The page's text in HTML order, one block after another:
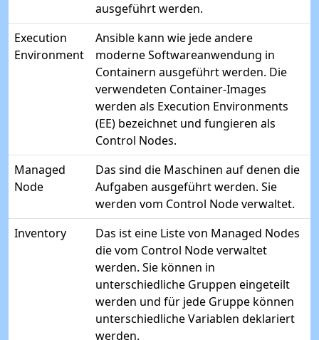
ausgeführt werden.
Execution
Environment
Ansible kann wie jede andere
moderne Softwareanwendung in
Containern ausgeführt werden. Die
verwendeten Container-Images
werden als Execution Environments
(EE) bezeichnet und fungieren als
Control Nodes.
Managed
Node
Das sind die Maschinen auf denen die
Aufgaben ausgeführt werden. Sie
werden vom Control Node verwaltet.
Inventory
Das ist eine Liste von Managed Nodes
die vom Control Node verwaltet
werden. Sie können in
unterschiedliche Gruppen eingeteilt
werden und für jede Gruppe können
unterschiedliche Variablen deklariert
werden.